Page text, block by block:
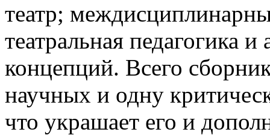
театр;
театральная педагогика
концепций. Всего
научных и одну
что украшает его и